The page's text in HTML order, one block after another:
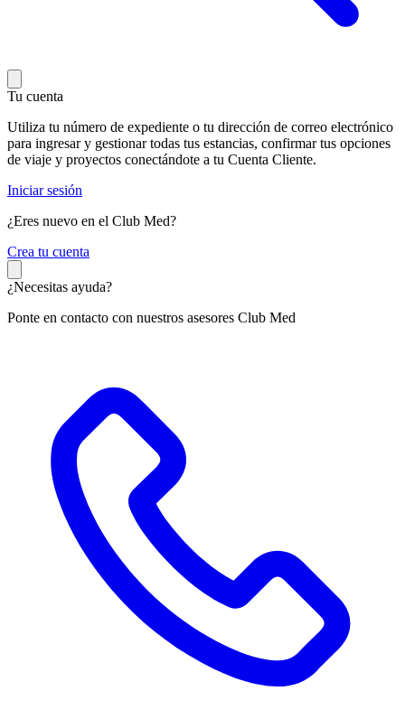
Tu cuenta
Utiliza tu número de expediente o tu dirección de correo electrónico
para ingresar y gestionar todas tus estancias, confirmar tus opciones
de viaje y proyectos conectándote a tu Cuenta Cliente.
Iniciar sesión
¿Eres nuevo en el Club Med?
Crea tu cuenta
¿Necesitas ayuda?
Ponte en contacto con nuestros asesores Club Med